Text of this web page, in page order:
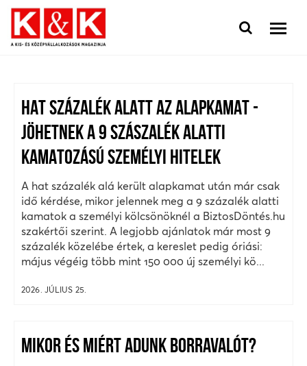
HAT SZÁZALÉK ALATT AZ ALAPKAMAT -
JÖHETNEK A 9 SZÁSZALÉK ALATTI
KAMATOZÁSÚ SZEMÉLYI HITELEK
A hat százalék alá került alapkamat után már csak
idő kérdése, mikor jelennek meg a 9 százalék alatti
kamatok a személyi kölcsönöknél a BiztosDöntés.hu
szakértői szerint. A legjobb ajánlatok már most 9
százalék közelébe értek, a kereslet pedig óriási:
május végéig több mint 150 000 új személyi kö...
2026. JÚLIUS 25.
MIKOR ÉS MIÉRT ADUNK BORRAVALÓT?